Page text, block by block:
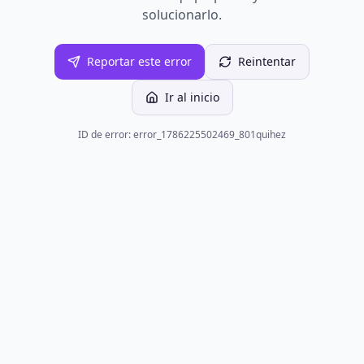
solucionarlo.
Reportar este error Reintentar
Ir al inicio
ID de error: error_1786225502469_801quihez